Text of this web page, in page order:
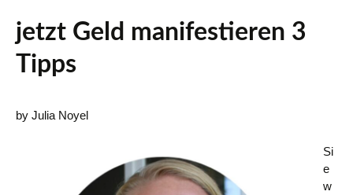
jetzt Geld manifestieren 3
Tipps
by Julia Noyel
Si
e
w